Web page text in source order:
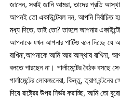
জানেন, সবাই জানি আমরা, তাদের প্রতি
আপনই তো একাউন্টেবল নন, আপনি নির্বাচিত
মধ্য দিতে, তাই তো? তাহলে আপনার
আপনাকে যখন আপনার পার্টিও বলে দিচ্ছে
রাখিনা,আপনাকে আমি আর আস্থায় রাখিনা,
বলতে পারছেন না। পার্লামেন্টের বৈঠক
পার্লামেন্টের লোকজনেরা, কিন্তু, ত্রাণ
দিয়ে রাষ্ট্রের উপর নির্ভর করাচ্ছি, আমি তো